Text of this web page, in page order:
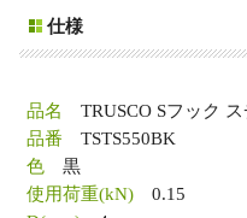
仕様
品名
TRUSCO Sフック
品番 TSTS550BK
色 黒
使用荷重(kN) 0.15